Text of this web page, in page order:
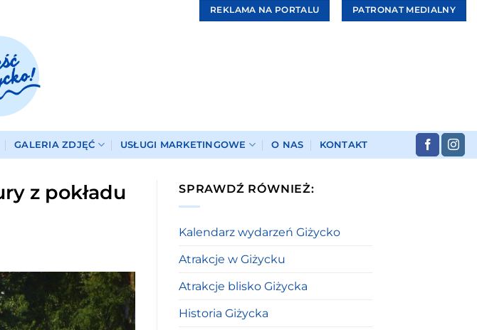
REKLAMA NA PORTALU PATRONAT MEDIALNY
GALERIA ZDJĘĆ USŁUGI MARKETINGOWE O NAS KONTAKT
z pokładu
SPRAWDŹ RÓWNIEŻ:
Kalendarz wydarzeń Giżycko
Atrakcje w Giżycku
Atrakcje blisko Giżycka
Historia Giżycka